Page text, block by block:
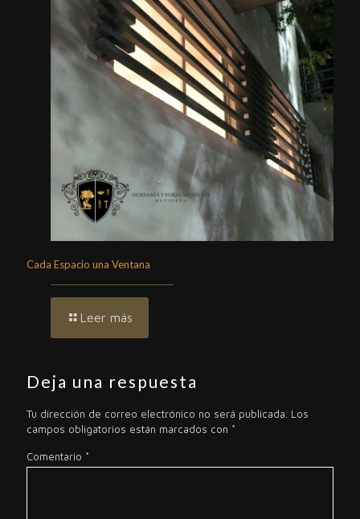
Cada Espacio una Ventana
Leer más
Deja una respuesta
Tu dirección de correo electrónico no será publicada. Los
campos obligatorios están marcados con *
Comentario *